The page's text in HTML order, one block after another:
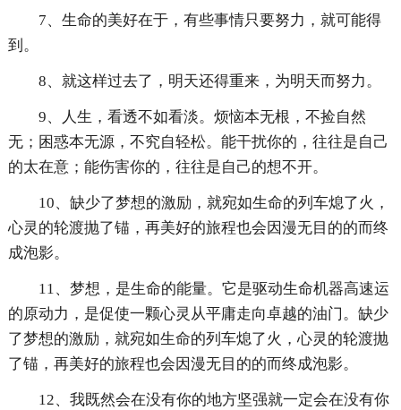
7、生命的美好在于，有些事情只要努力，就可能得
到。
8、就这样过去了，明天还得重来，为明天而努力。
9、人生，看透不如看淡。烦恼本无根，不捡自然
无；困惑本无源，不究自轻松。能干扰你的，往往是自己
的太在意；能伤害你的，往往是自己的想不开。
10、缺少了梦想的激励，就宛如生命的列车熄了火，
心灵的轮渡抛了锚，再美好的旅程也会因漫无目的的而终
成泡影。
11、梦想，是生命的能量。它是驱动生命机器高速运
的原动力，是促使一颗心灵从平庸走向卓越的油门。缺少
了梦想的激励，就宛如生命的列车熄了火，心灵的轮渡抛
了锚，再美好的旅程也会因漫无目的的而终成泡影。
12、我既然会在没有你的地方坚强就一定会在没有你